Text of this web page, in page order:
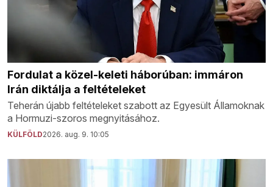
Fordulat a közel-keleti háborúban: immáron
Irán diktálja a feltételeket
Teherán újabb feltételeket szabott az Egyesült Államoknak
a Hormuzi-szoros megnyitásához.
KÜLFÖLD2026. aug. 9. 10:05